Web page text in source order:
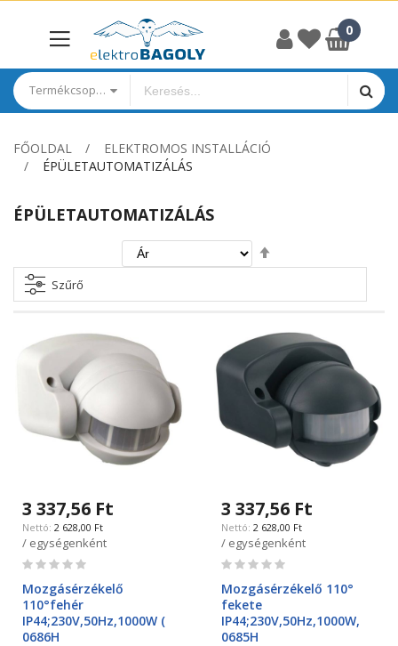
Termékcsoportok
FŐOLDAL
ELEKTROMOS INSTALLÁCIÓ
ÉPÜLETAUTOMATIZÁLÁS
ÉPÜLETAUTOMATIZÁLÁS
irány
Szűrő
3 337,56 Ft
2 628,00 Ft
/ egységenként
Rating:
Mozgásérzékelő
110°fehér
IP44;230V,50Hz,1000W (
0686H
3 337,56 Ft
2 628,00 Ft
/ egységenként
Rating:
Mozgásérzékelő 110°
fekete
IP44;230V,50Hz,1000W,
0685H